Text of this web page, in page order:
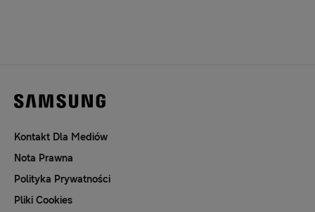
Kontakt Dla Mediów
Nota Prawna
Polityka Prywatności
Pliki Cookies